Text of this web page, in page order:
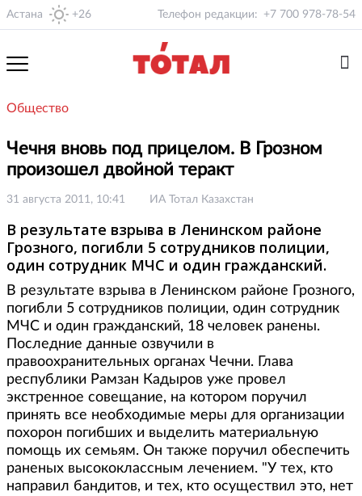
Астана +26 Телефон редакции: +7 700 978-78-54
Общество
Чечня вновь под прицелом. В Грозном
произошел двойной теракт
31 августа 2011, 10:41 ИА Тотал Казахстан
В результате взрыва в Ленинском районе
Грозного, погибли 5 сотрудников полиции,
один сотрудник МЧС и один гражданский.
В результате взрыва в Ленинском районе Грозного,
погибли 5 сотрудников полиции, один сотрудник
МЧС и один гражданский, 18 человек ранены.
Последние данные озвучили в
правоохранительных органах Чечни. Глава
республики Рамзан Кадыров уже провел
экстренное совещание, на котором поручил
принять все необходимые меры для организации
похорон погибших и выделить материальную
помощь их семьям. Он также поручил обеспечить
раненых высококлассным лечением. "У тех, кто
направил бандитов, и тех, кто осуществил это, нет